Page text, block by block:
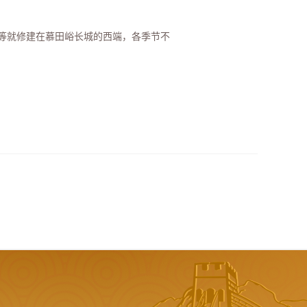
就修建在慕田峪长城的西端，各季节不